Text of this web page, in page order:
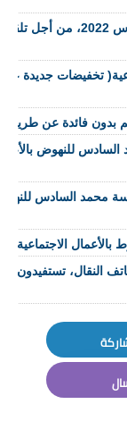
فتح فترة استثنائية، تمتد ما بين 23
تخفيضات جديدة على
للنهوض بالأعمال
السادس للنهوط
الاجتماعية
والهاتف النقال،
LinkedIn